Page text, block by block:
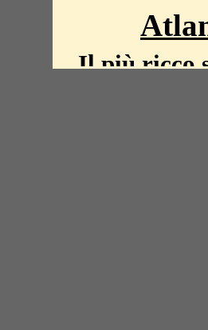
Il più ricco